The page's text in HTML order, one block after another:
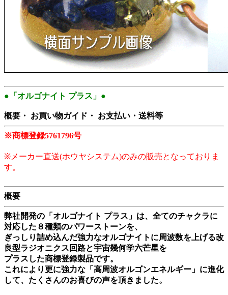
●「オルゴナイト プラス」●
概要・ お買い物ガイド・ お支払い・送料等
※商標登録5761796号
※メーカー直送(ホウヤシステム)のみの販売となっておりま
す。
概要
弊社開発の「オルゴナイト プラス」は、全てのチャクラに
対応した８種類のパワーストーンを、
ぎっしり詰め込んだ強力なオルゴナイトに周波数を上げる改
良型ラジオニクス回路と宇宙幾何学六芒星を
プラスした商標登録製品です。
これにより更に強力な「高周波オルゴンエネルギー」に進化
して、たくさんのお喜びの声を頂きました。